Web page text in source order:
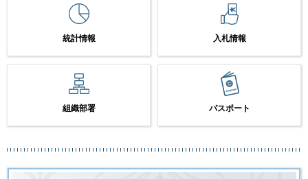
統計情報 入札情報
組織部署 パスポート